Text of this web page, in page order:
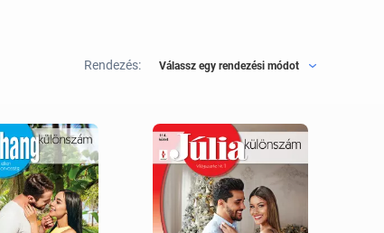
Rendezés: Válassz egy rendezési módot